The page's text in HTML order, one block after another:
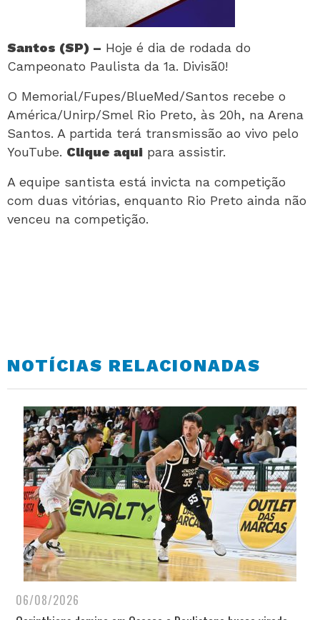
Santos (SP) – Hoje é dia de rodada do
Campeonato Paulista da 1a. Divisã0!
O Memorial/Fupes/BlueMed/Santos recebe o
América/Unirp/Smel Rio Preto, às 20h, na Arena
Santos. A partida terá transmissão ao vivo pelo
YouTube. Clique aqui para assistir.
A equipe santista está invicta na competição
com duas vitórias, enquanto Rio Preto ainda não
venceu na competição.
NOTÍCIAS RELACIONADAS
06/08/2026